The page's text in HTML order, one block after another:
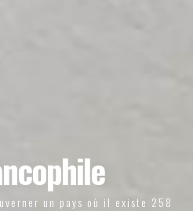
un pays où il existe 258